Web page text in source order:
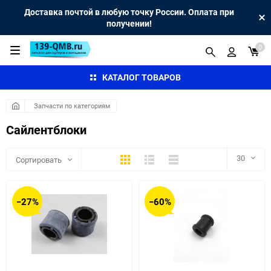
Доставка почтой в любую точку России. Оплата при
получении!
КАТАЛОГ ТОВАРОВ
0
Запчасти по категориям
Сайлентблоки
Сортировать ПлиткаПодробноКомпактно 30
−27% −60%